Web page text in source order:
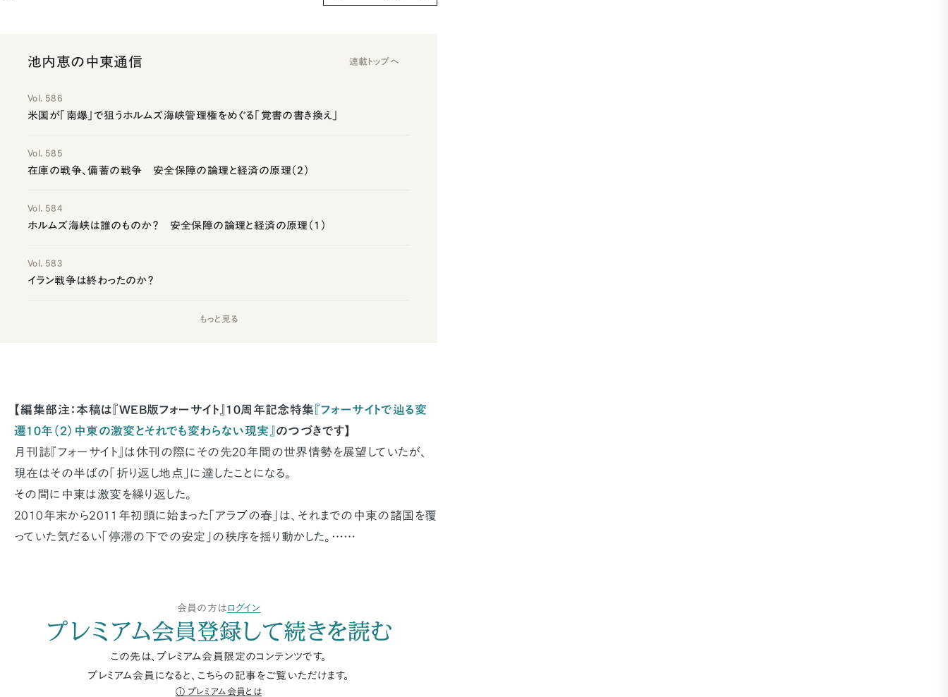
池内恵の中東通信 連載トップへ
Vol. 586
米国が「南爆」で狙うホルムズ海峡管理権をめぐる「覚書の書き換え」
Vol. 585
在庫の戦争、備蓄の戦争 安全保障の論理と経済の原理（2）
Vol. 584
ホルムズ海峡は誰のものか？ 安全保障の論理と経済の原理（1）
Vol. 583
イラン戦争は終わったのか？
もっと見る
【編集部注：本稿は『WEB版フォーサイト』10周年記念特集 『フォーサイトで辿る変
遷10年（2）中東の激変とそれでも変わらない現実』 のつづきです】
月刊誌『フォーサイト』は休刊の際にその先20年間の世界情勢を展望していたが、
現在はその半ばの「折り返し地点」に達したことになる。
その間に中東は激変を繰り返した。
2010年末から2011年初頭に始まった「アラブの春」は、それまでの中東の諸国を覆
っていた気だるい「停滞の下での安定」の秩序を揺り動かした。……
会員の方は ログイン
プレミアム会員登録して続きを読む
この先は、プレミアム会員限定のコンテンツです。
プレミアム会員になると、こちらの記事をご覧いただけます。
プレミアム会員とは